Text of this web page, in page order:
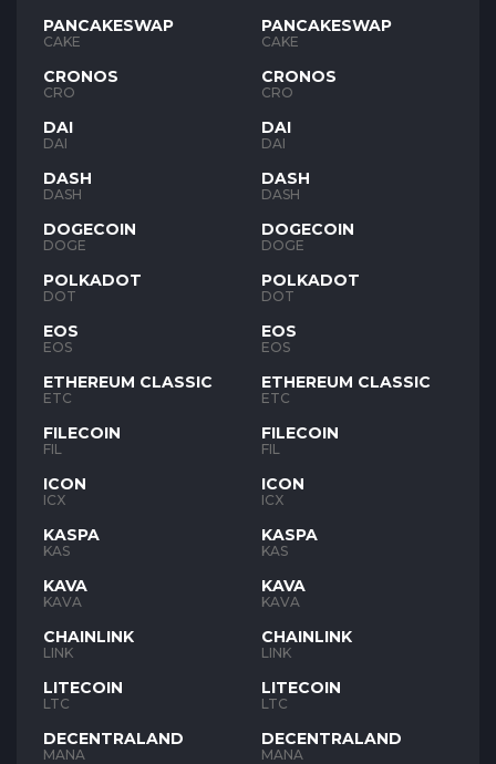
PANCAKESWAP
CAKE
CRONOS
CRO
DAI
DAI
DASH
DASH
DOGECOIN
DOGE
POLKADOT
DOT
EOS
EOS
ETHEREUM CLASSIC
ETC
FILECOIN
FIL
ICON
ICX
KASPA
KAS
KAVA
KAVA
CHAINLINK
LINK
LITECOIN
LTC
DECENTRALAND
MANA
PANCAKESWAP
CAKE
CRONOS
CRO
DAI
DAI
DASH
DASH
DOGECOIN
DOGE
POLKADOT
DOT
EOS
EOS
ETHEREUM CLASSIC
ETC
FILECOIN
FIL
ICON
ICX
KASPA
KAS
KAVA
KAVA
CHAINLINK
LINK
LITECOIN
LTC
DECENTRALAND
MANA